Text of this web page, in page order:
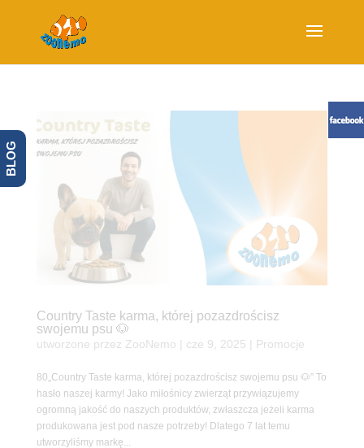
Country Taste karma, której pozazdrościsz
swojemu psu 🐶
utworzone przez ZooNemo cze 9, 2025 Promocje
80„Country Taste karma, której pozazdrościsz swojemu psu 🐶” To
hasło naszej karmy! Jako miłośnicy zwierząt przywiązujemy
ogromną jakość do naszych produktów, zwłaszcza jeżeli karma
produkowana jest pod nasze potrzeby! Dlatego 7 lat temu
utworzyliśmy markę...
BLOG